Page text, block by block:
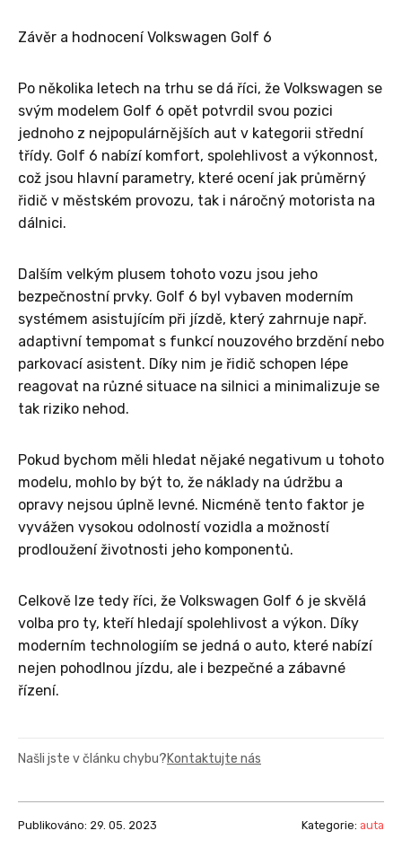
Závěr a hodnocení Volkswagen Golf 6
Po několika letech na trhu se dá říci, že Volkswagen se
svým modelem Golf 6 opět potvrdil svou pozici
jednoho z nejpopulárnějších aut v kategorii střední
třídy. Golf 6 nabízí komfort, spolehlivost a výkonnost,
což jsou hlavní parametry, které ocení jak průměrný
řidič v městském provozu, tak i náročný motorista na
dálnici.
Dalším velkým plusem tohoto vozu jsou jeho
bezpečnostní prvky. Golf 6 byl vybaven moderním
systémem asistujícím při jízdě, který zahrnuje např.
adaptivní tempomat s funkcí nouzového brzdění nebo
parkovací asistent. Díky nim je řidič schopen lépe
reagovat na různé situace na silnici a minimalizuje se
tak riziko nehod.
Pokud bychom měli hledat nějaké negativum u tohoto
modelu, mohlo by být to, že náklady na údržbu a
opravy nejsou úplně levné. Nicméně tento faktor je
vyvážen vysokou odolností vozidla a možností
prodloužení životnosti jeho komponentů.
Celkově lze tedy říci, že Volkswagen Golf 6 je skvělá
volba pro ty, kteří hledají spolehlivost a výkon. Díky
moderním technologiím se jedná o auto, které nabízí
nejen pohodlnou jízdu, ale i bezpečné a zábavné
řízení.
Našli jste v článku chybu?Kontaktujte nás
Publikováno: 29. 05. 2023 Kategorie: auta